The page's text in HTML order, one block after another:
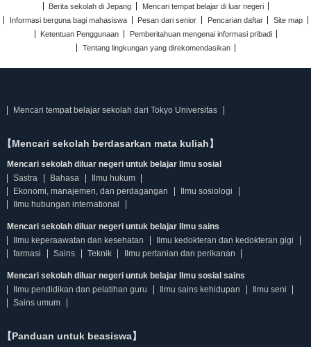
Berita sekolah di Jepang
Mencari tempat belajar di luar negeri
Informasi berguna bagi mahasiswa
Pesan dari senior Pencarian daftar
Site map
Ketentuan Penggunaan
Pemberitahuan mengenai informasi pribadi
Tentang lingkungan yang direkomendasikan
Mencari tempat belajar sekolah dari Tokyo Universitas
【Mencari sekolah berdasarkan mata kuliah】
Mencari sekolah diluar negeri untuk belajar Ilmu sosial
Sastra
Bahasa
Ilmu hukum
Ekonomi, manajemen, dan perdagangan
Ilmu sosiologi
Ilmu hubungan international
Mencari sekolah diluar negeri untuk belajar Ilmu sains
Ilmu keperaawatan dan kesehatan
Ilmu kedokteran dan kedokteran gigi
farmasi
Sains Teknik Ilmu pertanian dan perikanan
Mencari sekolah diluar negeri untuk belajar Ilmu sosial sains
Ilmu pendidikan dan pelatihan guru
Ilmu sains kehidupan
Ilmu seni
Sains umum
【Panduan untuk beasiswa】